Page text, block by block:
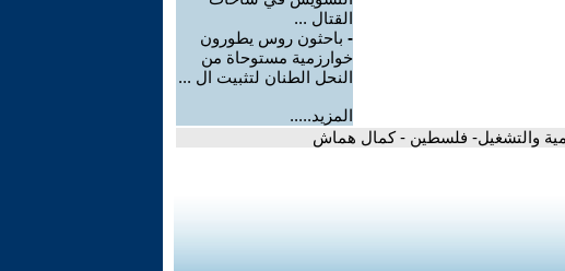
القتال ...
- باحثون روس يطورون
خوارزمية مستوحاة من
النحل الطنان لتثبيت ال ...
المزيد.....
والتشغيل- فلسطين - كمال هماش